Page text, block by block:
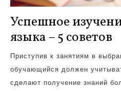
Успешное
языка – 5 советов
Приступив к занятиям в
обучающийся должен
сделают получение знаний